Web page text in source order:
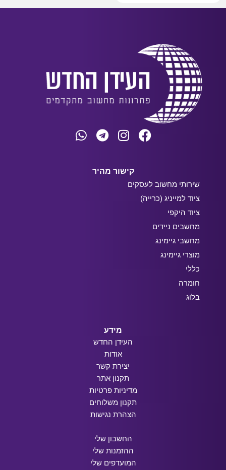
קישור מהיר
שירותי מחשוב לעסקים
ציוד למייניג (כרייה)
ציוד היקפי
מחשבים ניידים
מחשבי גיימינג
מוצרי גיימינג
כללי
חומרה
בלוג
מידע
העידן החדש
אודות
יצירת קשר
תקנון אתר
מדיניות פרטיות
תקנון משלוחים
הצהרת נגישות
החשבון שלי
ההזמנות שלי
המועדפים שלי